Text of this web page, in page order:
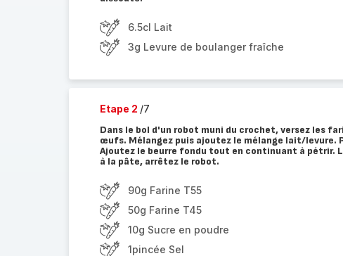
6.5cl Lait
3g Levure de boulanger fraîche
Etape 2 /7
Dans le bol d'un robot muni du crochet, versez les
œufs. Mélangez puis ajoutez le mélange lait/levure.
Ajoutez le beurre fondu tout en continuant à pétrir.
à la pâte, arrêtez le robot.
90g Farine T55
50g Farine T45
10g Sucre en poudre
1pincée Sel